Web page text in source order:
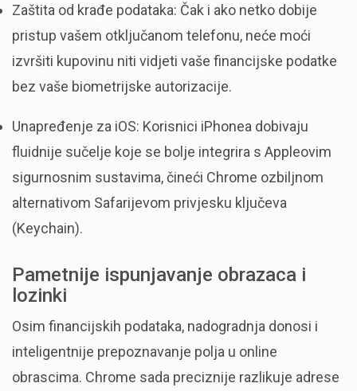
Zaštita od krađe podataka: Čak i ako netko dobije
pristup vašem otključanom telefonu, neće moći
izvršiti kupovinu niti vidjeti vaše financijske podatke
bez vaše biometrijske autorizacije.
Unapređenje za iOS: Korisnici iPhonea dobivaju
fluidnije sučelje koje se bolje integrira s Appleovim
sigurnosnim sustavima, čineći Chrome ozbiljnom
alternativom Safarijevom privjesku ključeva
(Keychain).
Pametnije ispunjavanje obrazaca i
lozinki
Osim financijskih podataka, nadogradnja donosi i
inteligentnije prepoznavanje polja u online
obrascima. Chrome sada preciznije razlikuje adrese